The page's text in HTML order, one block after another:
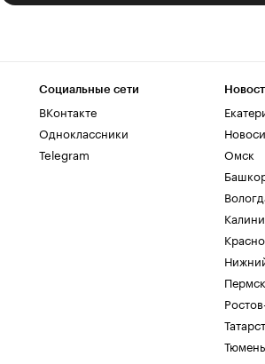
Социальные сети
ВКонтакте
Одноклассники
Telegram
Омск
Тюмень